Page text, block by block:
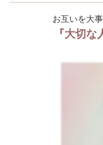
お互いを大
『大切な